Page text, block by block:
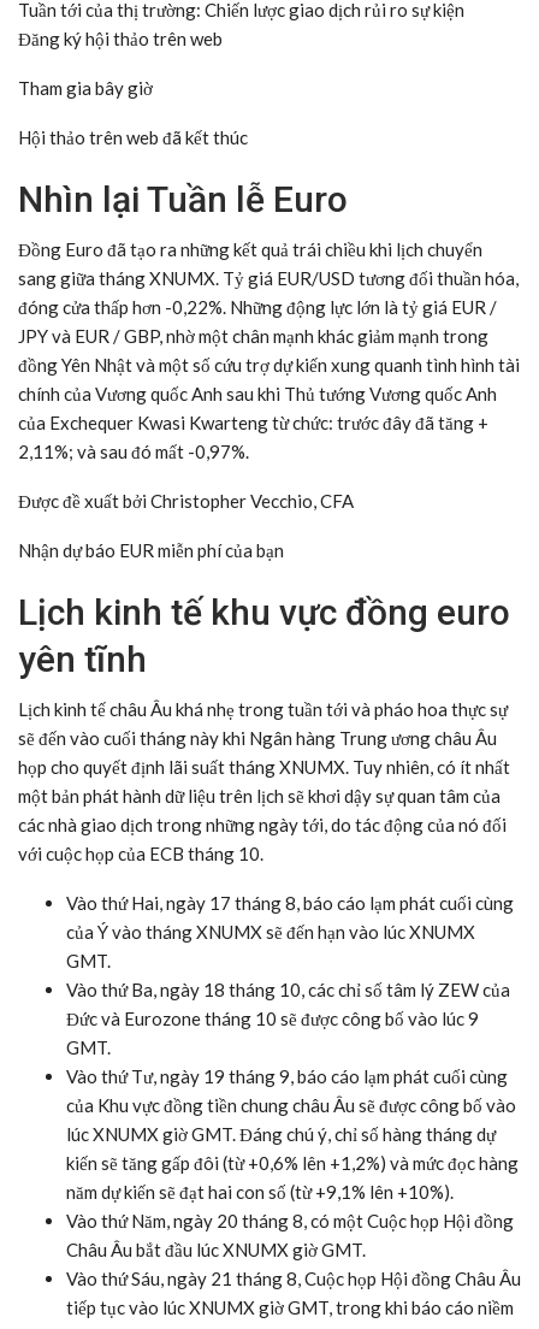
Tuần tới của thị trường: Chiến lược giao dịch rủi ro sự kiện
Đăng ký hội thảo trên web
Tham gia bây giờ
Hội thảo trên web đã kết thúc
Nhìn lại Tuần lễ Euro
Đồng Euro đã tạo ra những kết quả trái chiều khi lịch chuyển
sang giữa tháng XNUMX. Tỷ giá EUR/USD tương đối thuần hóa,
đóng cửa thấp hơn -0,22%. Những động lực lớn là tỷ giá EUR /
JPY và EUR / GBP, nhờ một chân mạnh khác giảm mạnh trong
đồng Yên Nhật và một số cứu trợ dự kiến xung quanh tình hình tài
chính của Vương quốc Anh sau khi Thủ tướng Vương quốc Anh
của Exchequer Kwasi Kwarteng từ chức: trước đây đã tăng +
2,11%; và sau đó mất -0,97%.
Được đề xuất bởi Christopher Vecchio, CFA
Nhận dự báo EUR miễn phí của bạn
Lịch kinh tế khu vực đồng euro
yên tĩnh
Lịch kinh tế châu Âu khá nhẹ trong tuần tới và pháo hoa thực sự
sẽ đến vào cuối tháng này khi Ngân hàng Trung ương châu Âu
họp cho quyết định lãi suất tháng XNUMX. Tuy nhiên, có ít nhất
một bản phát hành dữ liệu trên lịch sẽ khơi dậy sự quan tâm của
các nhà giao dịch trong những ngày tới, do tác động của nó đối
với cuộc họp của ECB tháng 10.
Vào thứ Hai, ngày 17 tháng 8, báo cáo lạm phát cuối cùng
của Ý vào tháng XNUMX sẽ đến hạn vào lúc XNUMX
GMT.
Vào thứ Ba, ngày 18 tháng 10, các chỉ số tâm lý ZEW của
Đức và Eurozone tháng 10 sẽ được công bố vào lúc 9
GMT.
Vào thứ Tư, ngày 19 tháng 9, báo cáo lạm phát cuối cùng
của Khu vực đồng tiền chung châu Âu sẽ được công bố vào
lúc XNUMX giờ GMT. Đáng chú ý, chỉ số hàng tháng dự
kiến sẽ tăng gấp đôi (từ +0,6% lên +1,2%) và mức đọc hàng
năm dự kiến sẽ đạt hai con số (từ +9,1% lên +10%).
Vào thứ Năm, ngày 20 tháng 8, có một Cuộc họp Hội đồng
Châu Âu bắt đầu lúc XNUMX giờ GMT.
Vào thứ Sáu, ngày 21 tháng 8, Cuộc họp Hội đồng Châu Âu
tiếp tục vào lúc XNUMX giờ GMT, trong khi báo cáo niềm